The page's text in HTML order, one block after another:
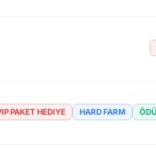
PAKET HEDIYE HARD FARM